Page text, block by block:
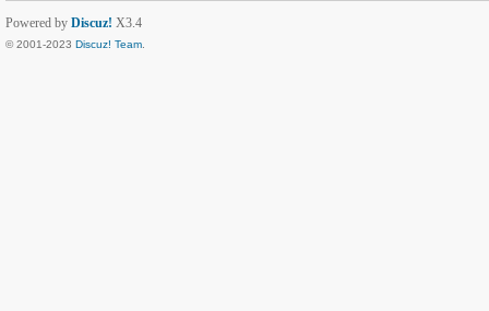
Powered by Discuz! X3.4
© 2001-2023 Discuz! Team